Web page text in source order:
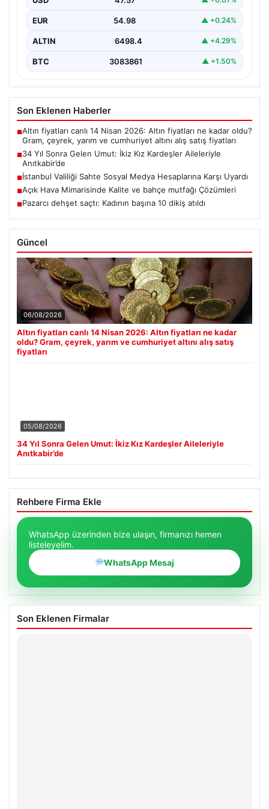
EUR 54.98 ▲ +0.24%
ALTIN 6498.4 ▲ +4.29%
BTC 3083861 ▲ +1.50%
Son Eklenen Haberler
■Altın fiyatları canlı 14 Nisan 2026: Altın fiyatları ne kadar oldu?
Gram, çeyrek, yarım ve cumhuriyet altını alış satış fiyatları
■34 Yıl Sonra Gelen Umut: İkiz Kız Kardeşler Aileleriyle
Anıtkabir’de
■İstanbul Valiliği Sahte Sosyal Medya Hesaplarına Karşı Uyardı
■Açık Hava Mimarisinde Kalite ve bahçe mutfağı Çözümleri
■Pazarcı dehşet saçtı: Kadının başına 10 dikiş atıldı
Güncel
06/08/2026
Altın fiyatları canlı 14 Nisan 2026: Altın fiyatları ne kadar
oldu? Gram, çeyrek, yarım ve cumhuriyet altını alış satış
fiyatları
05/08/2026
34 Yıl Sonra Gelen Umut: İkiz Kız Kardeşler Aileleriyle
Anıtkabir’de
Rehbere Firma Ekle
WhatsApp üzerinden bize ulaşın, firmanızı hemen
listeleyelim.
WhatsApp Mesaj
Son Eklenen Firmalar